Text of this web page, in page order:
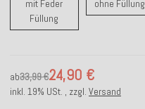
mit Feder
Füllung mit Feder Füllung
ohne Füllung
ab 24,90 €
33,99 €
inkl. 19% USt. , zzgl. Versand